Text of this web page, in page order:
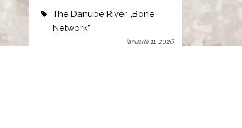
The Danube River „Bone
Network”
ianuarie 11, 2026